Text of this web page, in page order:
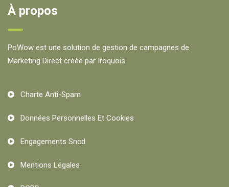
À propos
PoWow est une solution de gestion de campagnes de
Marketing Direct créée par Iroquois.
Charte Anti-Spam
Données Personnelles Et Cookies
Engagements Sncd
Mentions Légales